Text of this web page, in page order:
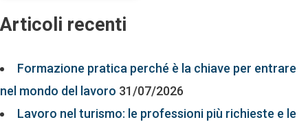
Articoli recenti
Formazione pratica perché è la chiave per entrare
nel mondo del lavoro 31/07/2026
Lavoro nel turismo: le professioni più richieste e le